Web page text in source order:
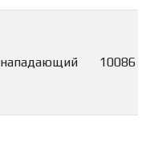
нападающий 10086